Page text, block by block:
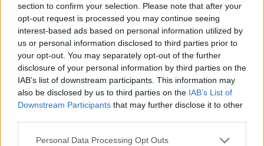
section to confirm your selection. Please note that after your
opt-out request is processed you may continue seeing
interest-based ads based on personal information utilized by
us or personal information disclosed to third parties prior to
your opt-out. You may separately opt-out of the further
disclosure of your personal information by third parties on the
IAB’s list of downstream participants. This information may
also be disclosed by us to third parties on the IAB’s List of
Downstream Participants that may further disclose it to other
Personal Data Processing Opt Outs
Një redaktore, e cila kërkoi të mos prezantohej
me emër sepse familja e saj mori kërcënime
nga talebanët, tha se ajo kishte “hequr dorë
nga shpresa në Afganistan” dhe mendonte se
Shtetet e Bashkuara kishin “lloj të drejtë” të
tërhiqeshin, sepse asgjë nuk po ndryshonte
vërtet”.
Lajme të ngjashme: